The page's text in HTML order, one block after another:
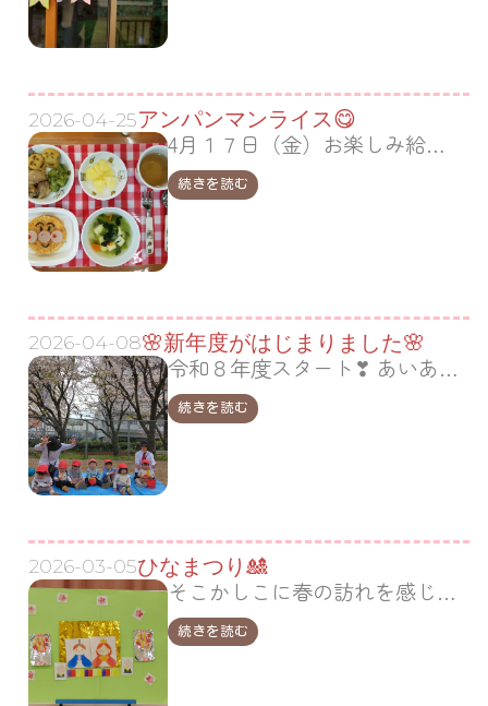
アンパンマンライス😋
2026-04-25
4月１７日（金）お楽しみ給食でアンパンマンライスをいただきました💕 おめめをパクッ❣ ほっぺをパクッ❣大喜びのよい子さんたちでした😋 とってもおいしかったよ😋調理の先生いつも愛情たっぷりのお給食をつくってくれてありがとう💕 4月も残すところあとわずかとなり…
続きを読む
🌸新年度がはじまりました🌸
2026-04-08
令和８年度スタート❣ あいあいのお友だちは元気いっぱい💛 戸外遊びの様子をご紹介します🎶 先生とお友だちとお散歩🎶 「みぎみて ひだりみて・・・」 車に気をつけるよ🤗 相生町公園につきました。公園の桜は満開でとてもきれいです🌸 足元に桜のじゅうたんがひろがっていま…
続きを読む
ひなまつり🎎
2026-03-05
そこかしこに春の訪れを感じられるようになりました🌷 ３月３日は桃の節句、子ども達の健やかなる成長を願って、「ひなまつり」を楽しみました🎎 ひなまつりのお話に興味津々の子ども達(^^)/ お話を聞いてからパネルシアターを見ました！ ひなまつりのお歌に合わせて次々とおひなさ…
続きを読む